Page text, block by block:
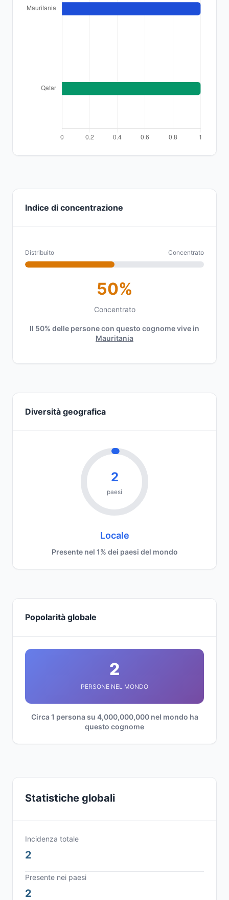
Indice di concentrazione
Distribuito Concentrato
50%
Concentrato
Il 50% delle persone con questo cognome vive in
Mauritania
Diversità geografica
2
paesi
Locale
Presente nel 1% dei paesi del mondo
Popolarità globale
2
PERSONE NEL MONDO
Circa 1 persona su 4,000,000,000 nel mondo ha
questo cognome
Statistiche globali
Incidenza totale
2
Presente nei paesi
2